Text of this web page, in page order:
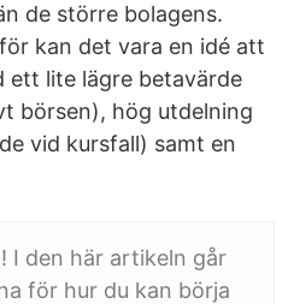
de större bolagens.
kan det vara en idé att
ett lite lägre betavärde
börsen), hög utdelning
vid kursfall) samt en
I den här artikeln går
för hur du kan börja